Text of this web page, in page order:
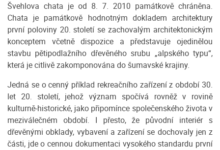
Švehlova chata je od 8. 7. 2010 památkově chráněna.
Chata je památkově hodnotným dokladem architektury
první poloviny 20. století se zachovalým architektonickým
konceptem včetně dispozice a představuje ojedinělou
stavbu pětipodlažního dřevěného srubu „alpského typu“,
která je citlivě zakomponována do šumavské krajiny.
Jedná se o cenný příklad rekreačního zařízení z období 30.
let 20. století, jehož význam spočívá rovněž v rovině
kulturně-historické, jako připomínce společenského života v
meziválečném období. I přesto, že původní interiér s
dřevěnými obklady, vybavení a zařízení se dochovaly jen z
části, jde o cennou dokumentaci vysokého standardu první